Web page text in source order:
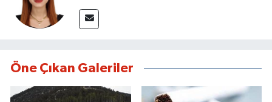
Öne Çıkan Galeriler